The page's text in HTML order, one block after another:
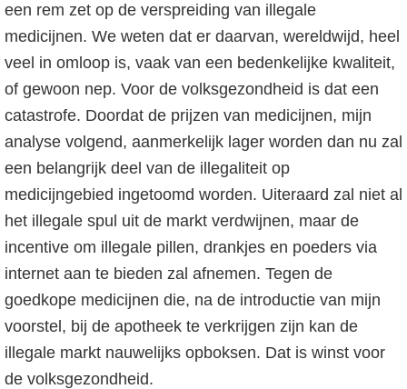
een rem zet op de verspreiding van illegale
medicijnen. We weten dat er daarvan, wereldwijd, heel
veel in omloop is, vaak van een bedenkelijke kwaliteit,
of gewoon nep. Voor de volksgezondheid is dat een
catastrofe. Doordat de prijzen van medicijnen, mijn
analyse volgend, aanmerkelijk lager worden dan nu zal
een belangrijk deel van de illegaliteit op
medicijngebied ingetoomd worden. Uiteraard zal niet al
het illegale spul uit de markt verdwijnen, maar de
incentive om illegale pillen, drankjes en poeders via
internet aan te bieden zal afnemen. Tegen de
goedkope medicijnen die, na de introductie van mijn
voorstel, bij de apotheek te verkrijgen zijn kan de
illegale markt nauwelijks opboksen. Dat is winst voor
de volksgezondheid.